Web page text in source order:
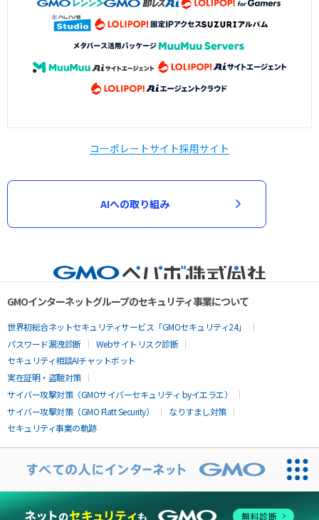
コーポレートサイト採用サイト
AIへの取り組み
GMOインターネットグループのセキュリティ事業について
世界初総合ネットセキュリティサービス「GMOセキュリティ24」
パスワード漏洩診断
Webサイトリスク診断
セキュリティ相談AIチャットボット
実在証明・盗聴対策
サイバー攻撃対策（GMOサイバーセキュリティ byイエラエ）
サイバー攻撃対策（GMO Flatt Security）
なりすまし対策
セキュリティ事業の軌跡
無料診断